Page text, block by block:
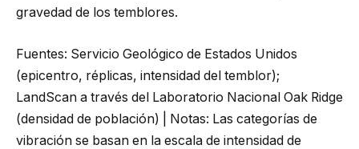
gravedad de los temblores.
Fuentes: Servicio Geológico de Estados Unidos
(epicentro, réplicas, intensidad del temblor);
LandScan a través del Laboratorio Nacional Oak Ridge
(densidad de población) | Notas: Las categorías de
vibración se basan en la escala de intensidad de